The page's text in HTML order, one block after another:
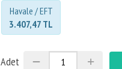
Havale / EFT
3.407,47 TL
Adet